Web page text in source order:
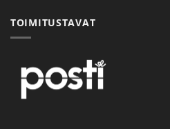
TOIMITUSTAVAT